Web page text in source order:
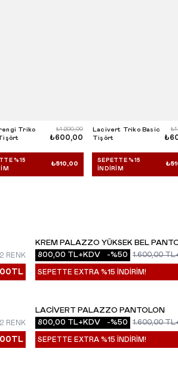
Triko
₺1.200,00
₺600,00
%15
₺510,00
Lacivert Triko Basic
Tişört
SEPETTE %15
İNDIRIM
RENK
TL
YENI
KREM PALAZZO YÜKSEK BEL
800,00 TL+KDV -%50 1.600,00
SEPETTE EXTRA %15 İNDİRİM!
RENK
TL
YENI
LACIVERT PALAZZO PANTOLON
800,00 TL+KDV -%50 1.600,00
SEPETTE EXTRA %15 İNDİRİM!